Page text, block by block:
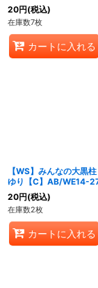
20円(税込)
在庫数7枚
カートに入れる
【WS】みんなの大黒柱
ゆり【C】AB/WE14-
20円(税込)
在庫数2枚
カートに入れる